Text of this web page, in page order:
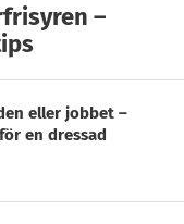
–
eller jobbet –
en dressad